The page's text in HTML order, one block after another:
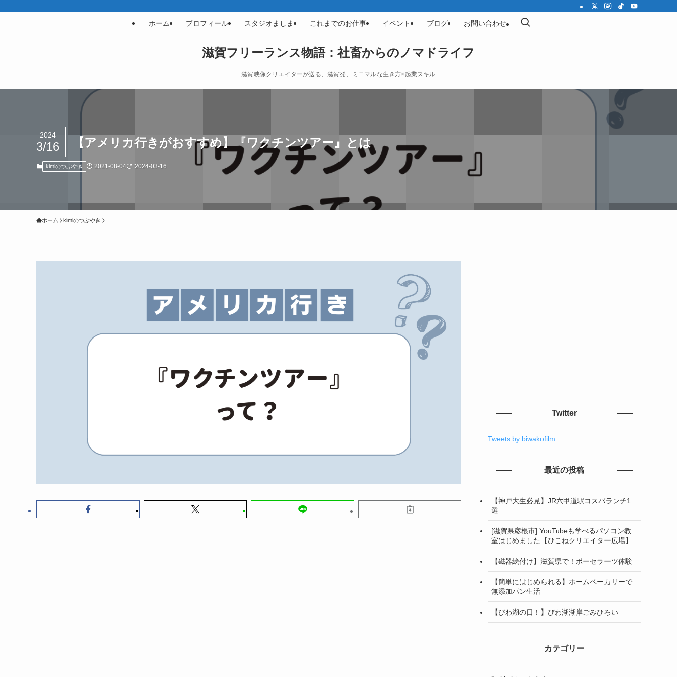
滋賀フリーランス物語：社畜からのノマドライフ
滋賀映像クリエイターが送る、滋賀発、ミニマルな生き方×起業スキル
ホーム プロフィール スタジオましま これまでのお仕事 イベント ブログ お問い合わせ
【アメリカ行きがおすすめ】『ワクチンツアー』とは
2024
3/16
kimiのつぶやき 2021-08-04 2024-03-16
ホーム kimiのつぶやき
Twitter
Tweets by biwakofilm
最近の投稿
【神戸大生必見】JR六甲道駅コスパランチ1
選
[滋賀県彦根市] YouTubeも学べるパソコン教
室はじめました【ひこねクリエイター広場】
【磁器絵付け】滋賀県で！ポーセラーツ体験
【簡単にはじめられる】ホームベーカリーで
無添加パン生活
【びわ湖の日！】びわ湖湖岸ごみひろい
カテゴリー